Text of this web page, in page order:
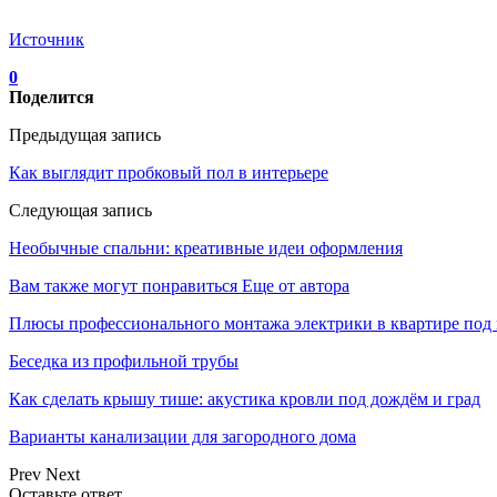
Источник
0
Поделится
Предыдущая запись
Как выглядит пробковый пол в интерьере
Следующая запись
Необычные спальни: креативные идеи оформления
Вам также могут понравиться Еще от автора
Плюсы профессионального монтажа электрики в квартире
Беседка из профильной трубы
Как сделать крышу тише: акустика кровли под дождём и град
Варианты канализации для загородного дома
Prev Next